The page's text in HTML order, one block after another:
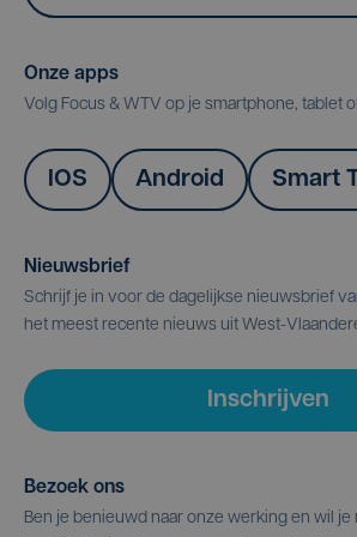
Onze apps
Volg Focus & WTV op je smartphone, tablet
IOS Android Smart
Nieuwsbrief
Schrijf je in voor de dagelijkse nieuwsbrief
het meest recente nieuws uit West-
Inschrijven
Bezoek ons
Ben je benieuwd naar onze werking en wil